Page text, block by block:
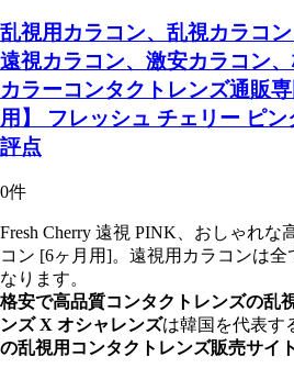
乱視用カラコン、乱視カラコン
遠視カラコン、激安カラコン
カラーコンタクトレンズ通販
用】 フレッシュ チェリー ピ
評点
0件
Fresh Cherry 遠視 PINK、おしゃれな
コン [6ヶ月用]。遠視用カラコンは全
なります。
格安で高品質コンタクトレンズの乱
ンズ X オシャレンズは韓国を代表す
の乱視用コンタクトレンズ販売サイト